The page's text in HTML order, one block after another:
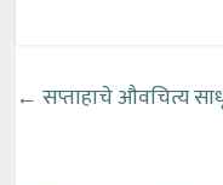
← सप्ताहाचे औवचित्य